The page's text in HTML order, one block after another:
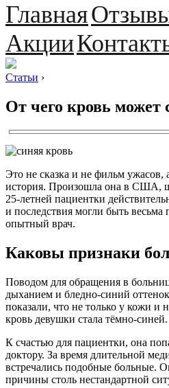
Главная
Акции
Статьи ›
От чего кровь может
Это не сказка и не фильм ужасов,
история. Произошла она в США,
25-летней пациентки
и последствия могли быть
опытный врач.
Каковы признаки
Поводом для обращения в
дыханием и бледно-синий
показали, что не только у кожи и
кровь девушки стала тёмно-синей.
К счастью для пациентки, она
доктору. За время длительной
встречались подобные больные.
причины столь нестандартной